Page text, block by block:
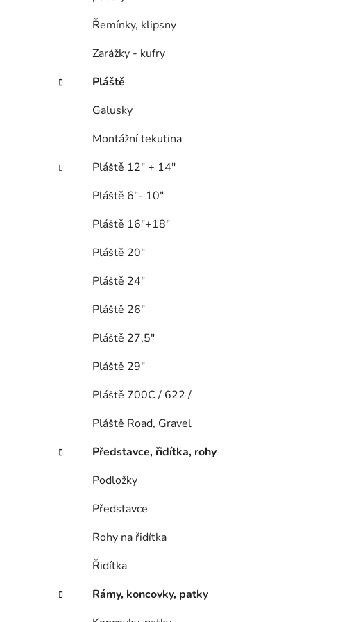
Řemínky, klipsny
Zarážky - kufry
Pláště
Galusky
Montážní tekutina
Pláště 12" + 14"
Pláště 6"- 10"
Pláště 16"+18"
Pláště 20"
Pláště 24"
Pláště 26"
Pláště 27,5"
Pláště 29"
Pláště 700C / 622 /
Pláště Road, Gravel
Představce, řidítka, rohy
Podložky
Představce
Rohy na řidítka
Řidítka
Rámy, koncovky, patky